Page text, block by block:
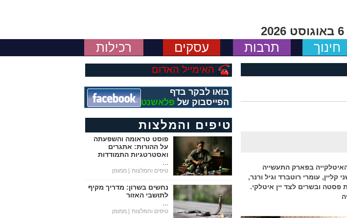
חינוך תרבות עסקים רכילות
בפארק התעשייה
עומרי רוטברד וגיל ורנר,
פסטה ובשרים לצד יין איטלקי.
האימייל האדום
בואו לבקר בדף
הפייסבוק של פלאשנט
טיפים והמלצות
פוסט טראומה והשפעתה
על ההורות: אתגרים
ואסטרטגיות התמודדות
טיפים והמלצות | ממומן
נחשים בשרון: מדריך מקיף
לתושבי האזור
טיפים והמלצות | ממומן